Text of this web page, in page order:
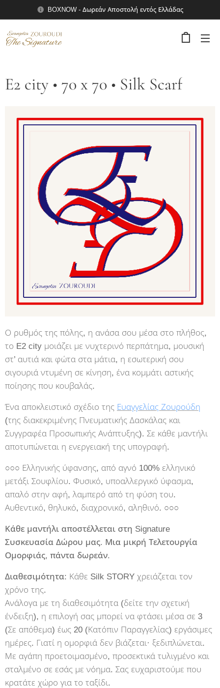
BOXNOW - Δωρεάν Αποστολή εντός Ελλάδας
E2 city • 70 x 70 • Silk Scarf
Ο ρυθμός της πόλης, η ανάσα σου μέσα στο πλήθος,
το E2 city μοιάζει με νυχτερινό περπάτημα, μουσική
στ’ αυτιά και φώτα στα μάτια, η εσωτερική σου
σιγουριά ντυμένη σε κίνηση, ένα κομμάτι αστικής
ποίησης που κουβαλάς.
Ένα αποκλειστικό σχέδιο της Ευαγγελίας Ζουρούδη
(της διακεκριμένης Πνευματικής Δασκάλας και
Συγγραφέα Προσωπικής Ανάπτυξης). Σε κάθε μαντήλι
αποτυπώνεται η ενεργειακή της υπογραφή.
○○○ Ελληνικής ύφανσης, από αγνό 100% ελληνικό
μετάξι Σουφλίου. Φυσικό, υποαλλεργικό ύφασμα,
απαλό στην αφή, λαμπερό από τη φύση του.
Αυθεντικό, θηλυκό, διαχρονικό, αληθινό. ○○○
Κάθε μαντήλι αποστέλλεται στη Signature
Συσκευασία Δώρου μας. Μια μικρή Τελετουργία
Ομορφιάς, πάντα δωρεάν.
Διαθεσιμότητα: Κάθε Silk STORY χρειάζεται τον
χρόνο της.
Ανάλογα με τη διαθεσιμότητα (δείτε την σχετική
ένδειξη), η επιλογή σας μπορεί να φτάσει μέσα σε 3
(Σε απόθεμα) έως 20 (Κατόπιν Παραγγελίας) εργάσιμες
ημέρες. Γιατί η ομορφιά δεν βιάζεται· ξεδιπλώνεται.
Με αγάπη προετοιμασμένο, προσεκτικά τυλιγμένο και
σταλμένο σε εσάς με νόημα. Σας ευχαριστούμε που
κρατάτε χώρο για το ταξίδι.